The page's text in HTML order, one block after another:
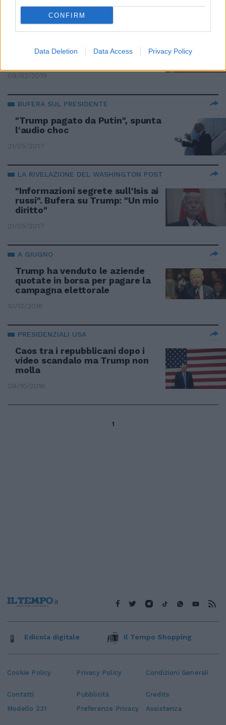
CONFIRM
Data Deletion Data Access Privacy Policy
IL CASO
denuncia: "Ricattato da tabloid
09/02/2019
BUFERA SUL PRESIDENTE
"Trump pagato da Putin", spunta
l'audio choc
21/05/2017
LA RIVELAZIONE DEL WASHINGTON POST
"Informazioni segrete sull'Isis ai
russi". Bufera su Trump: "Un mio
diritto"
21/05/2017
A GIUGNO
Trump ha venduto le aziende
quotate in borsa per pagare la
campagna elettorale
10/12/2016
PRESIDENZIALI USA
Caos tra i repubblicani dopo i
video scandalo ma Trump non
molla
09/10/2016
1
Cookie Policy Privacy Policy Condizioni Generali
Contatti Pubblicità
Credits
Modello 231
Preferenze Privacy Assistenza
Edicola digitale Il Tempo Shopping